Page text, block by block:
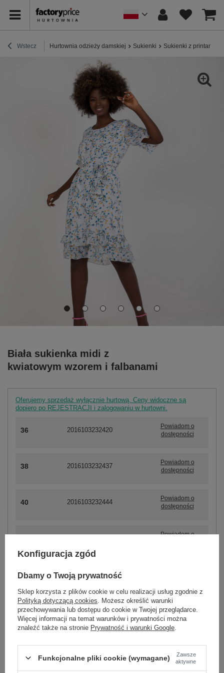
Wstecz Hurtownia odzieży damskiej Sukienki Sukienki z printami
Biała sukienka midi z
kwiatowym wzorem i falbanami
Oferujemy sprzedaż wyłącznie hurtową. Ceny widoczne są
dopiero po REJESTRACJI i zalogowaniu w hurtowni.
36 2016103232420
Powiadom o
dostępności
38 2016103232437
Powiadom o
dostępności
40 2016103232444
Powiadom o
dostępności
Powiadom o
Masz pytanie? Chętnie pomożemy.
Zadzwoń+48 601 547 740 Zadaj pytanie
Konfiguracja zgód
Dbamy o Twoją prywatność
Sklep korzysta z plików cookie w celu realizacji usług zgodnie z
Polityką dotyczącą cookies . Możesz określić warunki
przechowywania lub dostępu do cookie w Twojej przeglądarce.
Więcej informacji na temat warunków i prywatności można
znaleźć także na stronie Prywatność i warunki Google
Funkcjonalne pliki cookie (wymagane)
Zawsze
aktywne